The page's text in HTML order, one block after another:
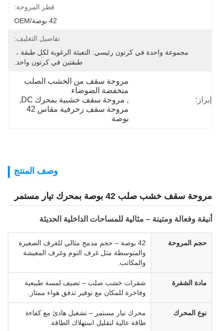
قطر المروحة:
42 بوصة/OEM
تفاصيل التغليف:
مجموعة واحدة في كرتون رئيسي: التعبئة الرغوية لكل طبقة ،
طبقتين في كرتون واحد.
إبراز:
مروحة سقف من الخشب الصلب
منخفضة الضوضاء
, مروحة سقف خشبية بمحرك DC
,
مروحة سقف زخرفية مقاس 42
بوصة
وصف المنتج
مروحة سقف خشب صلب 42 بوصة بمحرك تيار مستمر
أنيقة وفعالة ومتينة – مثالية للمساحات الداخلية الحديثة
حجم المروحة
42 بوصة – حجم مدمج مثالي للغرف الصغيرة
والمتوسطة مثل غرف النوم وغرف المعيشة
والمكاتب.
مادة الشفرة
شفرات خشب صلب – تضيف لمسة طبيعية
وفاخرة للمكان مع توفير تدفق هواء ممتاز.
نوع المحرك
محرك تيار مستمر – تشغيل هادئ مع كفاءة
طاقة عالية لتقليل استهلاك الطاقة.